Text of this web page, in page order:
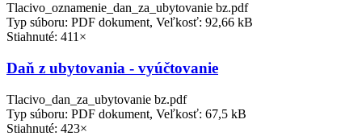
Tlacivo_oznamenie_dan_za_ubytovanie bz.pdf
Typ súboru: PDF dokument, Veľkosť: 92,66 kB
Stiahnuté: 411×
Daň z ubytovania - vyúčtovanie
Tlacivo_dan_za_ubytovanie bz.pdf
Typ súboru: PDF dokument, Veľkosť: 67,5 kB
Stiahnuté: 423×